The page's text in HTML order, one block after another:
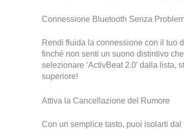
Connessione Bluetooth Senza
Rendi fluida la connessione con il tuo
finché non senti un suono distintivo
selezionare ‘ActivBeat 2.0’ dalla
superiore!
Attiva la Cancellazione del Rumore
Con un semplice tasto, puoi isolarti